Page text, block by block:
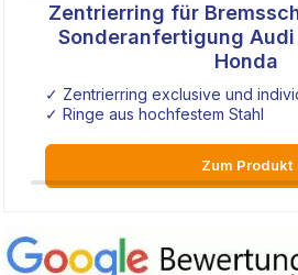
Zentrierring für
Sonderanfertigung Audi
Honda
✓ Zentrierring exclusive und
✓ Ringe aus hochfestem Stahl
Zum Produkt